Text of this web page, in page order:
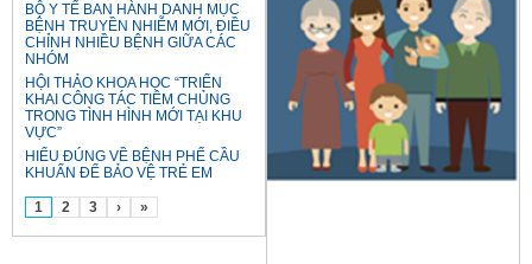
BỘ Y TẾ BAN HÀNH DANH MỤC
BỆNH TRUYỀN NHIỄM MỚI, ĐIỀU
CHỈNH NHIỀU BỆNH GIỮA CÁC
NHÓM
HỘI THẢO KHOA HỌC “TRIỂN
KHAI CÔNG TÁC TIÊM CHỦNG
TRONG TÌNH HÌNH MỚI TẠI KHU
VỰC”
HIỂU ĐÚNG VỀ BỆNH PHẾ CẦU
KHUẨN ĐỂ BẢO VỆ TRẺ EM
1 2 3 › »